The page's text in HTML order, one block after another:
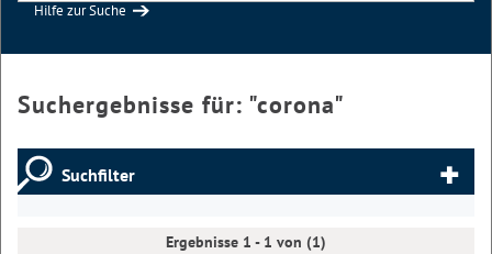
Hilfe zur Suche
Suchergebnisse für: "corona"
Suchfilter
Ergebnisse 1 - 1 von (1)